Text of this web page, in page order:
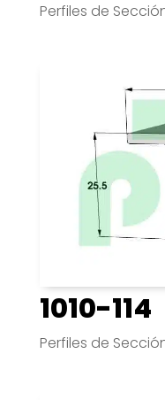
Perfiles de
1010-114
Perfiles de